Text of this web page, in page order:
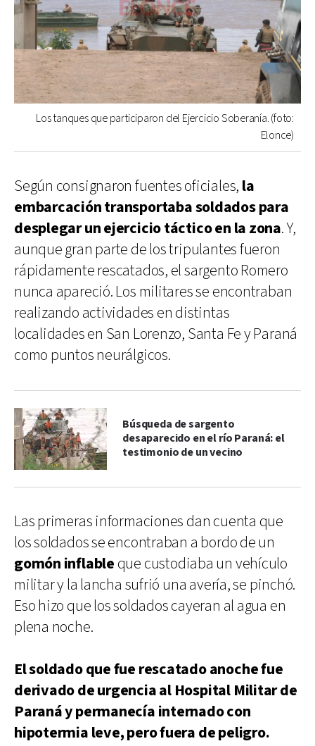
Los tanques que participaron del Ejercicio Soberanía. (foto:
Elonce)
Según consignaron fuentes oficiales, la
embarcación transportaba soldados para
desplegar un ejercicio táctico en la zona. Y,
aunque gran parte de los tripulantes fueron
rápidamente rescatados, el sargento Romero
nunca apareció. Los militares se encontraban
realizando actividades en distintas
localidades en San Lorenzo, Santa Fe y Paraná
como puntos neurálgicos.
Búsqueda de sargento
desaparecido en el río Paraná: el
testimonio de un vecino
Las primeras informaciones dan cuenta que
los soldados se encontraban a bordo de un
gomón inflable que custodiaba un vehículo
militar y la lancha sufrió una avería, se pinchó.
Eso hizo que los soldados cayeran al agua en
plena noche.
El soldado que fue rescatado anoche fue
derivado de urgencia al Hospital Militar de
Paraná y permanecía internado con
hipotermia leve, pero fuera de peligro.